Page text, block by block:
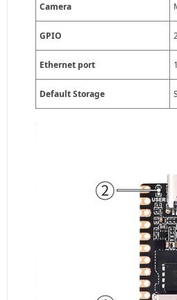
Camera
GPIO
Ethernet port
Default Storage